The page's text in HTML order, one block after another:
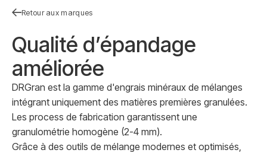
Retour aux marques
Qualité d’épandage
améliorée
DRGran est la gamme d'engrais minéraux de mélanges
intégrant uniquement des matières premières granulées.
Les process de fabrication garantissent une
granulométrie homogène (2-4 mm).
Grâce à des outils de mélange modernes et optimisés,